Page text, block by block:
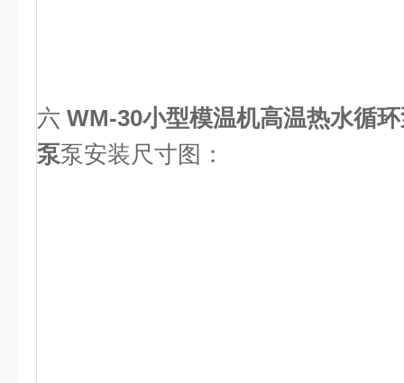
六 WM-30小型模温机高温热水循
泵泵安装尺寸图：